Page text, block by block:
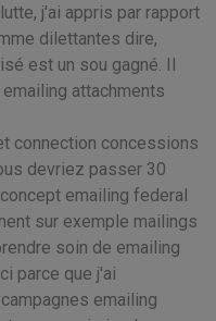
j'ai appris par rapport
dilettantes dire,
est un sou gagné. Il
attachments
connection concessions
devriez passer 30
emailing federal
sur exemple mailings
soin de emailing
parce que j'ai
emailing